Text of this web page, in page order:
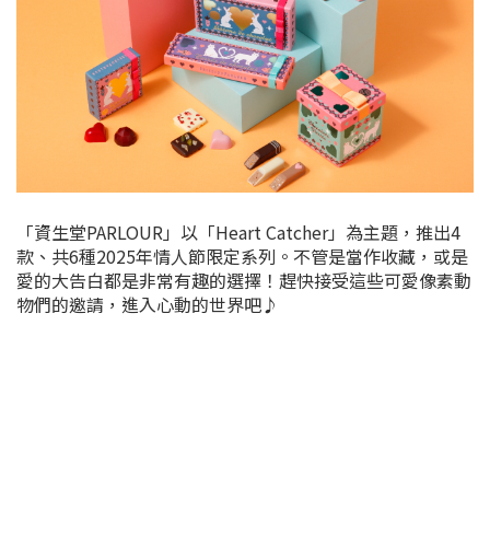
「資生堂PARLOUR」以「Heart Catcher」為主題，推出4
款、共6種2025年情人節限定系列。不管是當作收藏，或是
愛的大告白都是非常有趣的選擇！趕快接受這些可愛像素動
物們的邀請，進入心動的世界吧♪